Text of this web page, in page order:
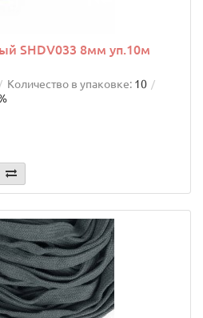
SHDV033 8мм уп.10м
Количество в упаковке: 10